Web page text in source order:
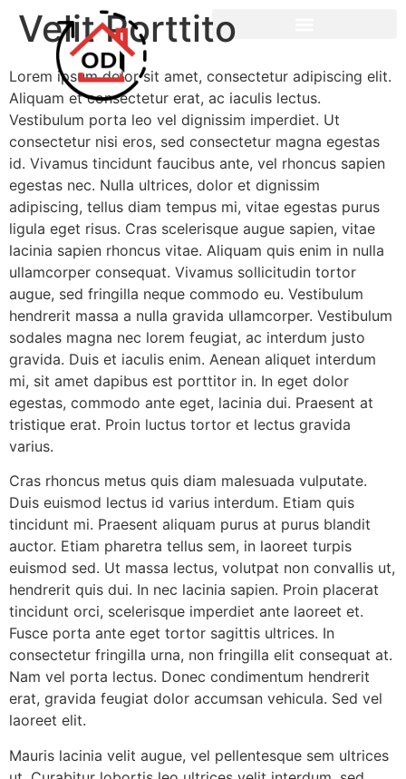
Velit Porttito
Lorem ipsum dolor sit amet, consectetur adipiscing elit.
Aliquam et consectetur erat, ac iaculis lectus.
Vestibulum porta leo vel dignissim imperdiet. Ut
consectetur nisi eros, sed consectetur magna egestas
id. Vivamus tincidunt faucibus ante, vel rhoncus sapien
egestas nec. Nulla ultrices, dolor et dignissim
adipiscing, tellus diam tempus mi, vitae egestas purus
ligula eget risus. Cras scelerisque augue sapien, vitae
lacinia sapien rhoncus vitae. Aliquam quis enim in nulla
ullamcorper consequat. Vivamus sollicitudin tortor
augue, sed fringilla neque commodo eu. Vestibulum
hendrerit massa a nulla gravida ullamcorper. Vestibulum
sodales magna nec lorem feugiat, ac interdum justo
gravida. Duis et iaculis enim. Aenean aliquet interdum
mi, sit amet dapibus est porttitor in. In eget dolor
egestas, commodo ante eget, lacinia dui. Praesent at
tristique erat. Proin luctus tortor et lectus gravida
varius.
Cras rhoncus metus quis diam malesuada vulputate.
Duis euismod lectus id varius interdum. Etiam quis
tincidunt mi. Praesent aliquam purus at purus blandit
auctor. Etiam pharetra tellus sem, in laoreet turpis
euismod sed. Ut massa lectus, volutpat non convallis ut,
hendrerit quis dui. In nec lacinia sapien. Proin placerat
tincidunt orci, scelerisque imperdiet ante laoreet et.
Fusce porta ante eget tortor sagittis ultrices. In
consectetur fringilla urna, non fringilla elit consequat at.
Nam vel porta lectus. Donec condimentum hendrerit
erat, gravida feugiat dolor accumsan vehicula. Sed vel
laoreet elit.
Mauris lacinia velit augue, vel pellentesque sem ultrices